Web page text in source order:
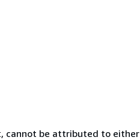
cannot be attributed to either